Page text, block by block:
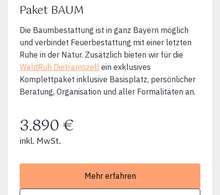
Paket BAUM
Die Baumbestattung ist in ganz Bayern möglich
und verbindet Feuerbestattung mit einer letzten
Ruhe in der Natur. Zusätzlich bieten wir für die
WaldRuh Dietramszell ein exklusives
Komplettpaket inklusive Basisplatz, persönlicher
Beratung, Organisation und aller Formalitäten an.
3.890 €
inkl. MwSt.
Mehr erfahren